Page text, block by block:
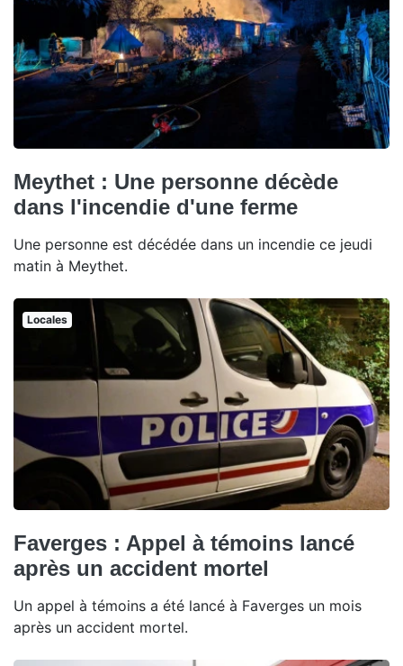
Meythet : Une personne décède
dans l'incendie d'une ferme
Une personne est décédée dans un incendie ce jeudi
matin à Meythet.
Locales
Faverges : Appel à témoins lancé
après un accident mortel
Un appel à témoins a été lancé à Faverges un mois
après un accident mortel.